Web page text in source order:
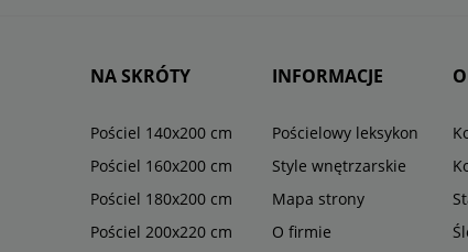
NA SKRÓTY
Pościel 140x200 cm
Pościel 160x200 cm
Pościel 180x200 cm
Pościel 200x220 cm
INFORMACJE
Pościelowy leksykon
Style wnętrzarskie
Mapa strony
O firmie